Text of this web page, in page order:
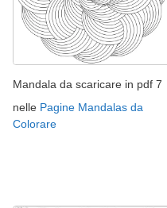
Mandala da scaricare in pdf 7
nelle Pagine Mandalas da
Colorare